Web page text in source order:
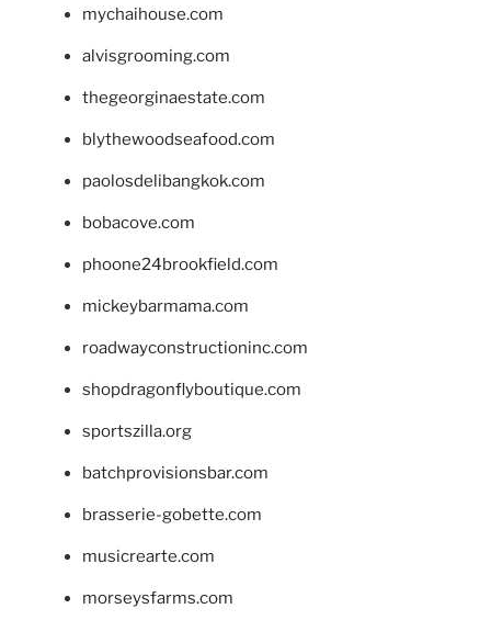
mychaihouse.com
alvisgrooming.com
thegeorginaestate.com
blythewoodseafood.com
paolosdelibangkok.com
bobacove.com
phoone24brookfield.com
mickeybarmama.com
roadwayconstructioninc.com
shopdragonflyboutique.com
sportszilla.org
batchprovisionsbar.com
brasserie-gobette.com
musicrearte.com
morseysfarms.com